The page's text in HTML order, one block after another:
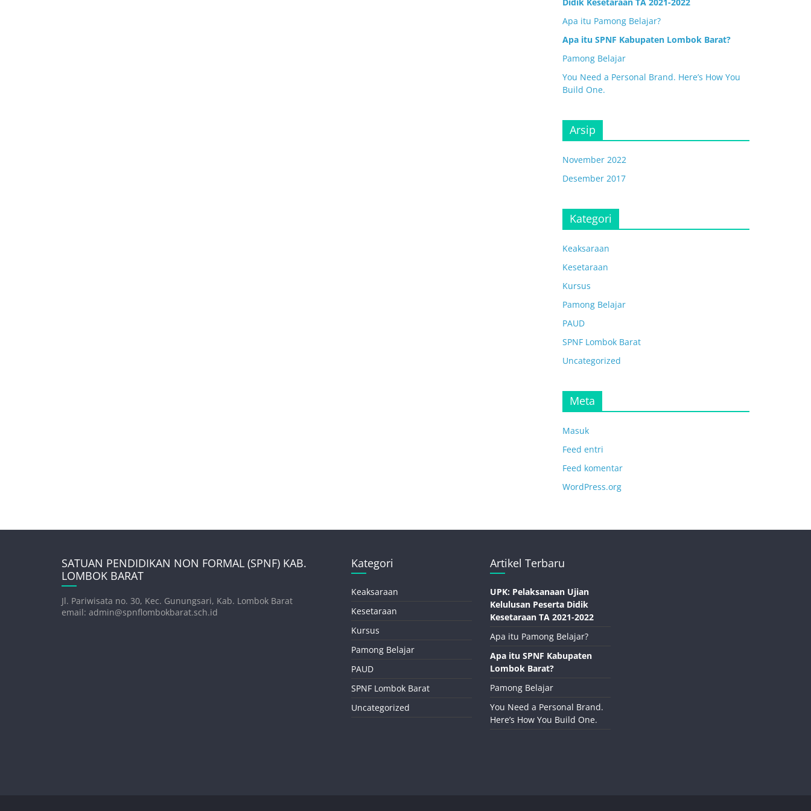
Apa itu Pamong Belajar?
Apa itu SPNF Kabupaten Lombok Barat?
Pamong Belajar
You Need a Personal Brand. Here’s How You
Build One.
Arsip
November 2022
Desember 2017
Kategori
Keaksaraan
Kesetaraan
Kursus
Pamong Belajar
PAUD
SPNF Lombok Barat
Uncategorized
Meta
Masuk
Feed entri
Feed komentar
WordPress.org
SATUAN PENDIDIKAN NON FORMAL (SPNF) KAB.
LOMBOK BARAT
Jl. Pariwisata no. 30, Kec. Gunungsari, Kab. Lombok Barat
email: admin@spnflombokbarat.sch.id
Kategori
Keaksaraan
Kesetaraan
Kursus
Pamong Belajar
PAUD
SPNF Lombok Barat
Uncategorized
Artikel Terbaru
UPK: Pelaksanaan Ujian
Kelulusan Peserta Didik
Kesetaraan TA 2021-2022
Apa itu Pamong Belajar?
Apa itu SPNF Kabupaten
Lombok Barat?
Pamong Belajar
You Need a Personal Brand.
Here’s How You Build One.